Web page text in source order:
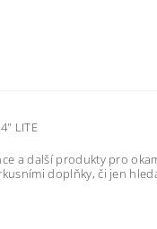
LITE
a další produkty pro
doplňky, či jen